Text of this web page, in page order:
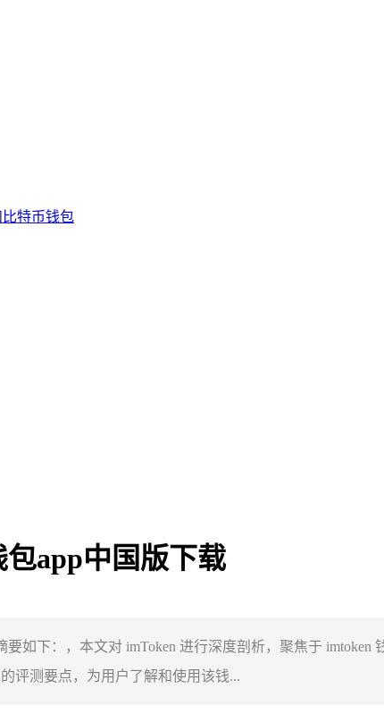
app中国版下载
要如下：，本文对 imToken 进行深度剖析，聚焦于
评测要点，为用户了解和使用该钱...